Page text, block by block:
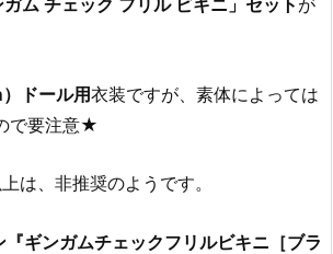
ガム チェック フリル ビキニ」セット が
ドール用衣装ですが、素体によっては
で要注意★
は、非推奨のようです。
ギンガムチェックフリルビキニ［ブラ